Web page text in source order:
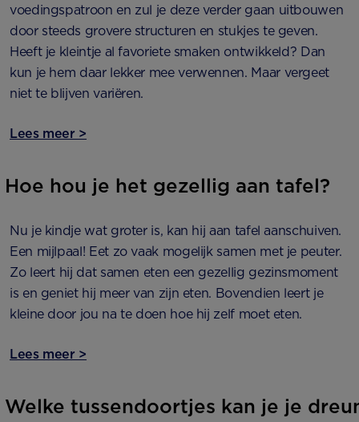
voedingspatroon en zul je deze verder gaan uitbouwen
door steeds grovere structuren en stukjes te geven.
Heeft je kleintje al favoriete smaken ontwikkeld? Dan
kun je hem daar lekker mee verwennen. Maar vergeet
niet te blijven variëren.
Lees meer >
Hoe hou je het gezellig aan tafel?
Nu je kindje wat groter is, kan hij aan tafel aanschuiven.
Een mijlpaal! Eet zo vaak mogelijk samen met je peuter.
Zo leert hij dat samen eten een gezellig gezinsmoment
is en geniet hij meer van zijn eten. Bovendien leert je
kleine door jou na te doen hoe hij zelf moet eten.
Lees meer >
Welke tussendoortjes kan je je